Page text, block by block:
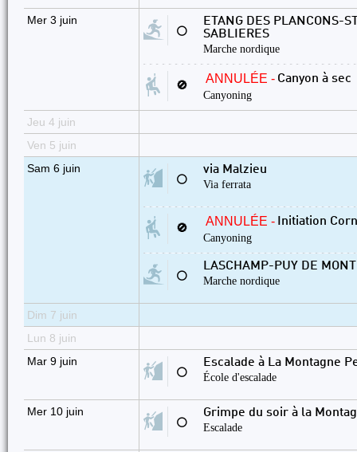
Mer 3 juin
⚪
ETANG DES PLANCONS-
SABLIERES
Marche nordique
🚫 ANNULÉE - Canyon à sec
Canyoning
Jeu 4 juin
Ven 5 juin
Sam 6 juin
⚪
via Malzieu
Via ferrata
🚫 ANNULÉE - Initiation
Canyoning
⚪
LASCHAMP-PUY DE
Marche nordique
Dim 7 juin
Lun 8 juin
Mar 9 juin
⚪
Escalade à La Montagne
École d'escalade
Mer 10 juin
⚪
Grimpe du soir à la
Escalade